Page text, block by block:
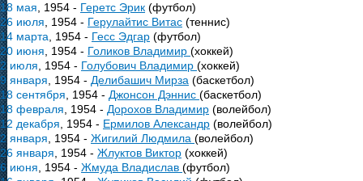
18 мая , 1954 - Геретс Эрик (футбол)
26 июля , 1954 - Герулайтис Витас (теннис)
14 марта , 1954 - Гесс Эдгар (футбол)
20 июня , 1954 - Голиков Владимир (хоккей)
2 июля , 1954 - Голубович Владимир (хоккей)
9 января , 1954 - Делибашич Мирза (баскетбол)
18 сентября , 1954 - Джонсон Дэннис (баскетбол)
18 февраля , 1954 - Дорохов Владимир (волейбол)
12 декабря , 1954 - Ермилов Александр (волейбол)
2 января , 1954 - Жигилий Людмила (волейбол)
26 января , 1954 - Жлуктов Виктор (хоккей)
6 июня , 1954 - Жмуда Владислав (футбол)